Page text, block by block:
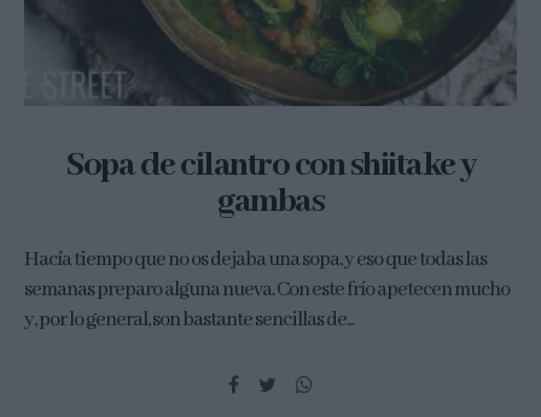
Sopa de cilantro con shiitake y
gambas
Hacía tiempo que no os dejaba una sopa, y eso que todas las
semanas preparo alguna nueva. Con este frío apetecen mucho
y, por lo general, son bastante sencillas de...